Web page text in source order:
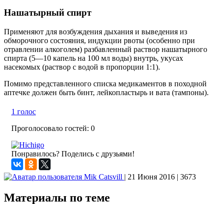
Нашатырный спирт
Применяют для возбуждения дыхания и выведения из
обморочного состояния, индукции рвоты (особенно при
отравлении алкоголем) разбавленный раствор нашатырного
спирта (5—10 капель на 100 мл воды) внутрь, укусах
насекомых (раствор с водой в пропорции 1:1).
Помимо представленного списка медикаментов в походной
аптечке должен быть бинт, лейкопластырь и вата (тампоны).
1 голос
Проголосовало гостей: 0
Понравилось? Поделись с друзьями!
Mik Catsvill | 21 Июня 2016 | 3673
Материалы по теме